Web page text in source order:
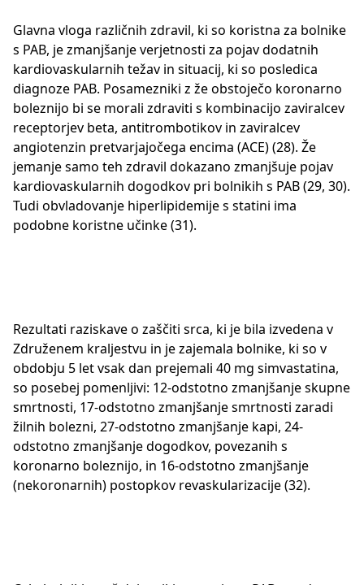
Glavna vloga različnih zdravil, ki so koristna za bolnike
s PAB, je zmanjšanje verjetnosti za pojav dodatnih
kardiovaskularnih težav in situacij, ki so posledica
diagnoze PAB. Posamezniki z že obstoječo koronarno
boleznijo bi se morali zdraviti s kombinacijo zaviralcev
receptorjev beta, antitrombotikov in zaviralcev
angiotenzin pretvarjajočega encima (ACE) (28). Že
jemanje samo teh zdravil dokazano zmanjšuje pojav
kardiovaskularnih dogodkov pri bolnikih s PAB (29, 30).
Tudi obvladovanje hiperlipidemije s statini ima
podobne koristne učinke (31).
Rezultati raziskave o zaščiti srca, ki je bila izvedena v
Združenem kraljestvu in je zajemala bolnike, ki so v
obdobju 5 let vsak dan prejemali 40 mg simvastatina,
so posebej pomenljivi: 12-odstotno zmanjšanje skupne
smrtnosti, 17-odstotno zmanjšanje smrtnosti zaradi
žilnih bolezni, 27-odstotno zmanjšanje kapi, 24-
odstotno zmanjšanje dogodkov, povezanih s
koronarno boleznijo, in 16-odstotno zmanjšanje
(nekoronarnih) postopkov revaskularizacije (32).